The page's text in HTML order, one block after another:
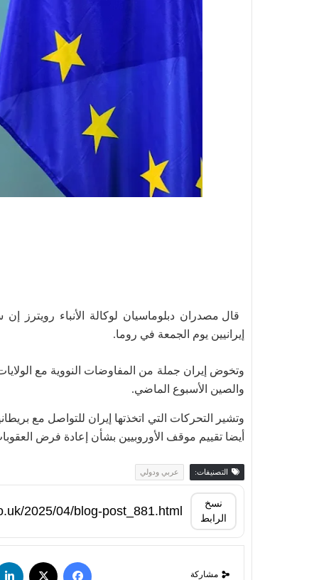
قال مصدران دبلوماسيان لوكالة الأنباء رويترز
إيرانيين يوم الجمعة في روما.
وتخوض إيران جملة من المفاوضات النووية مع
والصين الأسبوع الماضي.
وتشير التحركات التي اتخذتها إيران للتواصل مع
أيضا تقييم موقف الأوروبيين بشأن إعادة فرض
التصنيفات: عربي ودولي
نسخ
الرابط
مشاركة